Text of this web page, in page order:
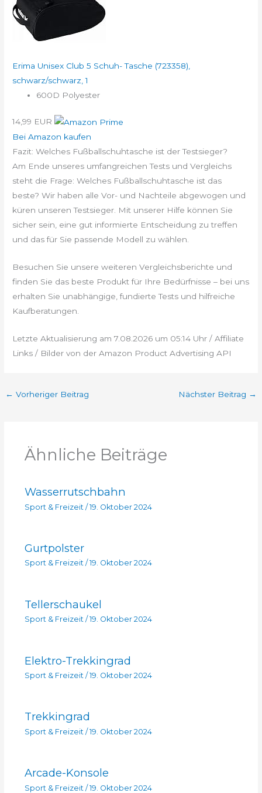
Erima Unisex Club 5 Schuh- Tasche (723358),
schwarz/schwarz, 1
600D Polyester
14,99 EUR
Bei Amazon kaufen
Fazit: Welches Fußballschuhtasche ist der Testsieger?
Am Ende unseres umfangreichen Tests und Vergleichs
steht die Frage: Welches Fußballschuhtasche ist das
beste? Wir haben alle Vor- und Nachteile abgewogen und
küren unseren Testsieger. Mit unserer Hilfe können Sie
sicher sein, eine gut informierte Entscheidung zu treffen
und das für Sie passende Modell zu wählen.
Besuchen Sie unsere weiteren Vergleichsberichte und
finden Sie das beste Produkt für Ihre Bedürfnisse – bei uns
erhalten Sie unabhängige, fundierte Tests und hilfreiche
Kaufberatungen.
Letzte Aktualisierung am 7.08.2026 um 05:14 Uhr / Affiliate
Links / Bilder von der Amazon Product Advertising API
← Vorheriger Beitrag Nächster Beitrag →
Ähnliche Beiträge
Wasserrutschbahn
Sport & Freizeit /19. Oktober 2024
Gurtpolster
Sport & Freizeit/ 19. Oktober 2024
Tellerschaukel
Sport & Freizeit/ 19. Oktober 2024
Elektro-Trekkingrad
Sport & Freizeit/ 19. Oktober 2024
Trekkingrad
Sport & Freizeit / 19. Oktober 2024
Arcade-Konsole
Sport & Freizeit /19. Oktober 2024